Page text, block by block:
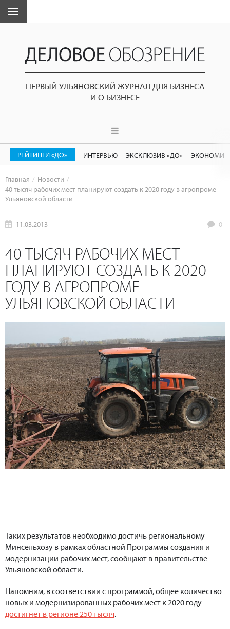
ПЕРВЫЙ УЛЬЯНОВСКИЙ ЖУРНАЛ ДЛЯ БИЗНЕСА
И О БИЗНЕСЕ
РЕЙТИНГИ «ДО» ИНТЕРВЬЮ ЭКСКЛЮЗИВ «ДО»
Главная
Новости
40 тысяч рабочих мест планируют создать к 2020 году в агропроме
Ульяновской области
11.03.2013 0
40 ТЫСЯЧ РАБОЧИХ МЕСТ
ПЛАНИРУЮТ СОЗДАТЬ К 2020
ГОДУ В АГРОПРОМЕ
УЛЬЯНОВСКОЙ ОБЛАСТИ
Таких результатов необходимо достичь региональному
Минсельхозу в рамках областной Программы создания и
модернизации рабочих мест, сообщают в правительстве
Ульяновской области.
Напомним, в соответствии с программой, общее количество
новых и модернизированных рабочих мест к 2020 году
достигнет в регионе 250 тысяч.